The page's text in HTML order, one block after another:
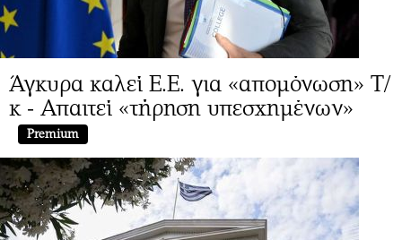
Άγκυρα καλεί Ε.Ε. για «απομόνωση» Τ/
κ - Απαιτεί «τήρηση υπεσχημένων»
Premium